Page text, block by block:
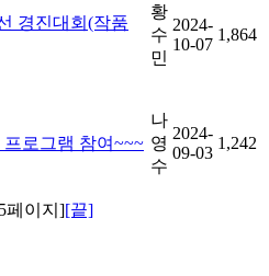
경진대회(작품
황
수
민
2024-
10-07
1,864
로그램 참여~~~
나
영
수
2024-
09-03
1,242
페이지][끝]